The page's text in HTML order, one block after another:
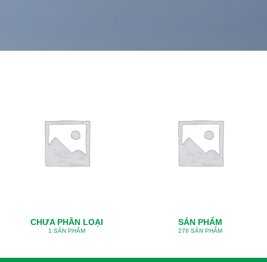
CHƯA PHÂN LOẠI
1 SẢN PHẨM
SẢN PHẨM
276 SẢN PHẨM